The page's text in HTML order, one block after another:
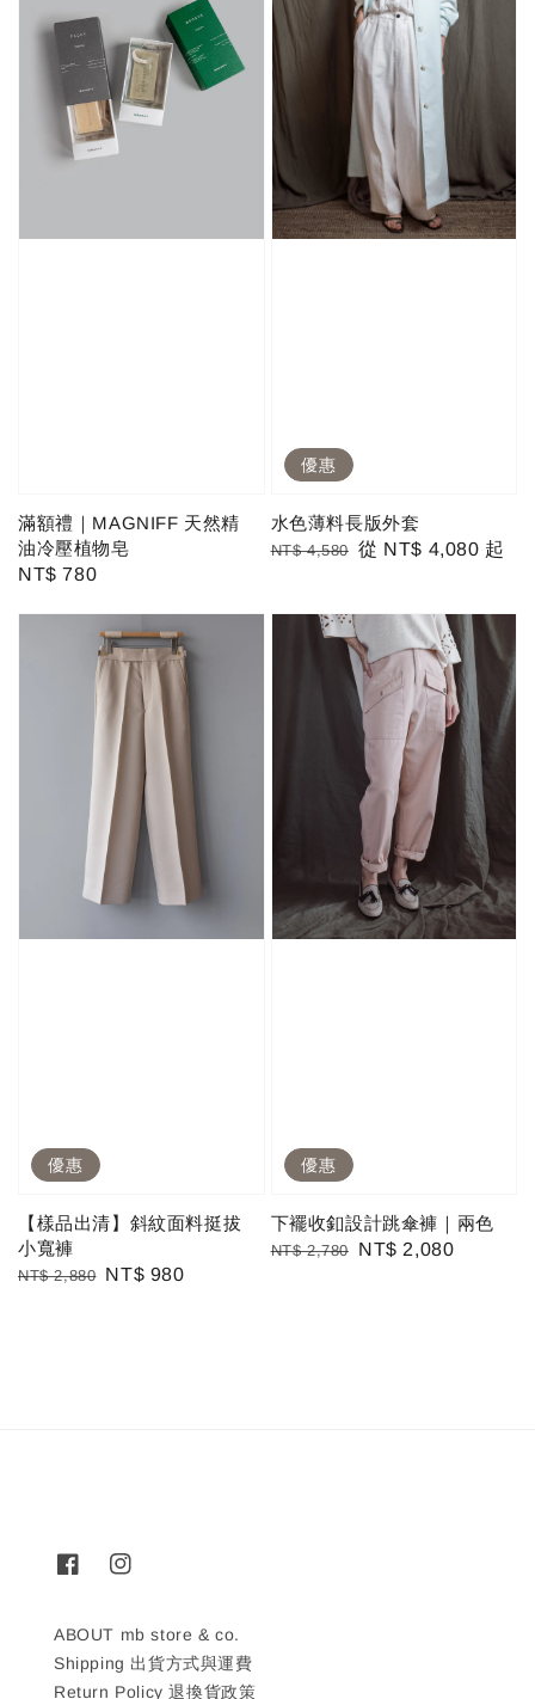
滿額禮｜MAGNIFF 天然精
油冷壓植物皂
Regular
NT$ 780
優惠
水色薄料長版外套
Regular
NT$ 4,580 Sale
從 NT$ 4,080 起
優惠
【樣品出清】斜紋面料挺拔
小寬褲
Regular
NT$ 2,880 Sale
NT$ 980
優惠
下襬收釦設計跳傘褲｜兩色
Regular
NT$ 2,780
Sale
NT$ 2,080
ABOUT mb store & co.
Shipping 出貨方式與運費
Return Policy 退換貨政策